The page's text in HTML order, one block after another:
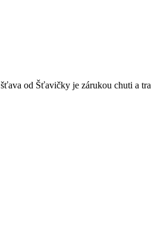
od Šťavičky je zárukou chuti a